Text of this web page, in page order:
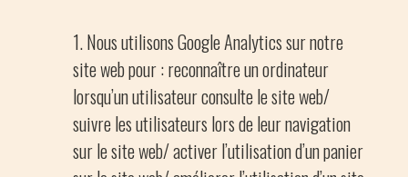
Nous utilisons Google Analytics sur notre
site web pour : reconnaître un ordinateur
lorsqu’un utilisateur consulte le site web/
suivre les utilisateurs lors de leur navigation
sur le site web/ activer l’utilisation d’un panier